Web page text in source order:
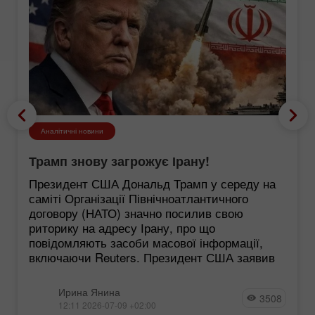
Аналітичні новини
Трамп знову загрожує Ірану!
Президент США Дональд Трамп у середу на
саміті Організації Північноатлантичного
договору (НАТО) значно посилив свою
риторику на адресу Ірану, про що
повідомляють засоби масової інформації,
включаючи Reuters. Президент США заявив
Ирина Янина
12:11 2026-07-09 +02:00 3508